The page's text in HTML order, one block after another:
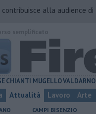
alla audience di
CHIANTI MUGELLOVALDARNO
Attualità Lavoro Arte
CAMPI BISENZIO